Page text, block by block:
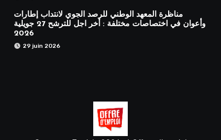
مناظرة المعهد الوطني للرصد الجوي لانتداب إطارات
وأعوان في اختصاصات مختلفة : أخر اجل للترشح 27 جويلية
2026
29 juin 2026